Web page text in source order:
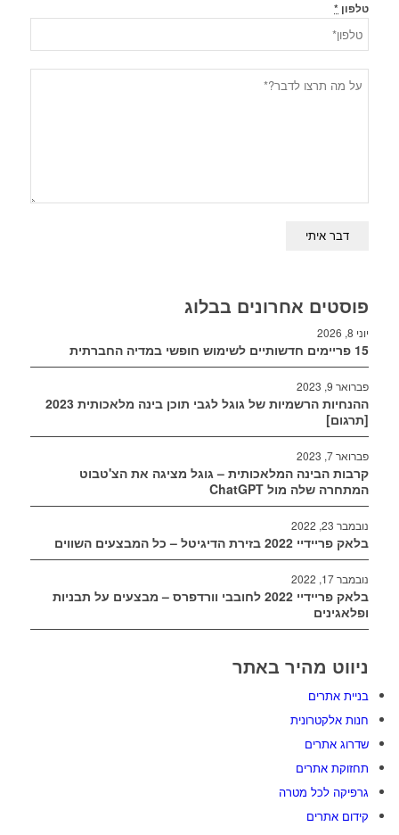
טלפון *
פוסטים אחרונים בבלוג
יוני 8, 2026
15 פריימים חדשותיים לשימוש חופשי במדיה החברתית
פברואר 9, 2023
ההנחיות הרשמיות של גוגל לגבי תוכן בינה מלאכותית 2023
[תרגום]
פברואר 7, 2023
קרבות הבינה המלאכותית – גוגל מציגה את הצ'טבוט
המתחרה שלה מול ChatGPT
נובמבר 23, 2022
בלאק פריידיי 2022 בזירת הדיגיטל – כל המבצעים השווים
נובמבר 17, 2022
בלאק פריידיי 2022 לחובבי וורדפרס – מבצעים על תבניות
ופלאגינים
ניווט מהיר באתר
בניית אתרים
חנות אלקטרונית
שדרוג אתרים
תחזוקת אתרים
גרפיקה לכל מטרה
קידום אתרים